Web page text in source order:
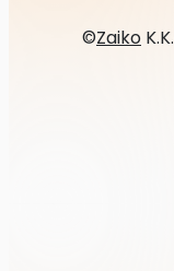
©Zaiko K.K.